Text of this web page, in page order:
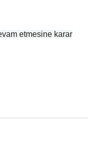
etmesine karar